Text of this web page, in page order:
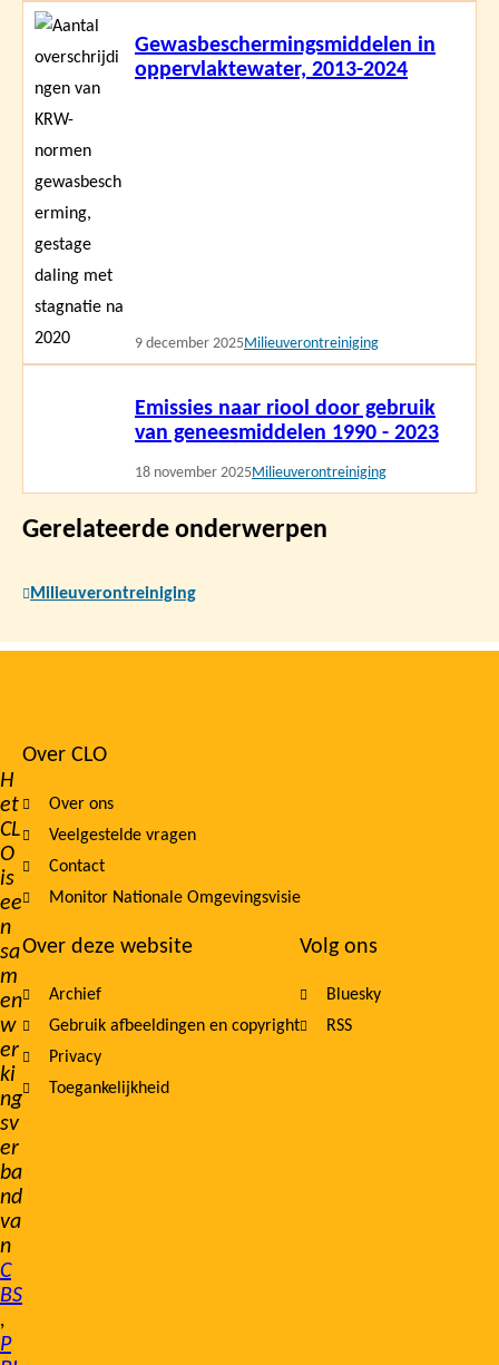
Gewasbeschermingsmiddelen in
oppervlaktewater, 2013-2024
9 december 2025Milieuverontreiniging
Lees
Emissies naar riool door gebruik
van geneesmiddelen 1990 - 2023
18 november 2025Milieuverontreiniging
Gerelateerde onderwerpen
Milieuverontreiniging
H
et
CL
O
is
ee
n
sa
m
en
w
er
ki
ng
sv
er
ba
nd
va
n
C
BS
,
P
Footer
navigation
Over CLO
Over ons
Veelgestelde vragen
Contact
Monitor Nationale Omgevingsvisie
Over deze website
Archief
Gebruik afbeeldingen en copyright
Privacy
Toegankelijkheid
Volg ons
Bluesky
RSS